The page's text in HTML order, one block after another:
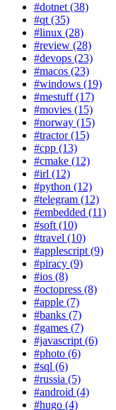
#dotnet (38)
#qt (35)
#linux (28)
#review (28)
#devops (23)
#macos (23)
#windows (19)
#mestuff (17)
#movies (15)
#norway (15)
#tractor (15)
#cpp (13)
#cmake (12)
#irl (12)
#python (12)
#telegram (12)
#embedded (11)
#soft (10)
#travel (10)
#applescript (9)
#piracy (9)
#ios (8)
#octopress (8)
#apple (7)
#banks (7)
#games (7)
#javascript (6)
#photo (6)
#sql (6)
#russia (5)
#android (4)
#hugo (4)